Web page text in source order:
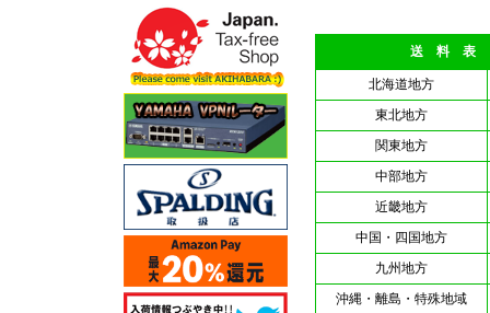
送 料 表
北海道地方
東北地方
関東地方
中部地方
近畿地方
中国・四国地方
九州地方
沖縄・離島・特殊地域